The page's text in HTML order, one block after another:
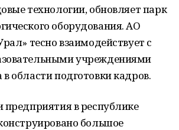
технологии, обновляет парк
оборудования. АО
тесно взаимодействует с
учреждениями
области подготовки кадров.
предприятия в республике
большое